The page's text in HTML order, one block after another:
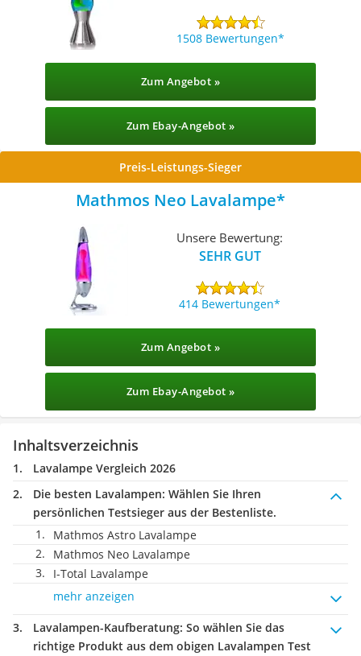
1508 Bewertungen
Zum Angebot »
Zum Ebay-Angebot »
Preis-Leistungs-Sieger
Mathmos Neo Lavalampe
Unsere Bewertung:
SEHR GUT
414 Bewertungen
Zum Angebot »
Zum Ebay-Angebot »
Inhaltsverzeichnis
Lavalampe Vergleich 2026
Die besten Lavalampen: Wählen Sie Ihren
persönlichen Testsieger aus der Bestenliste.
Mathmos Astro Lavalampe
Mathmos Neo Lavalampe
I-Total Lavalampe
mehr anzeigen
Lavalampen-Kaufberatung: So wählen Sie das
richtige Produkt aus dem obigen Lavalampen Test